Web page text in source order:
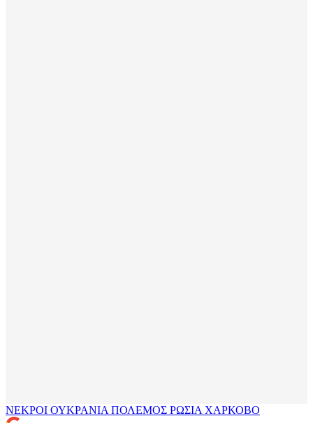
ΝΕΚΡΟΙ ΟΥΚΡΑΝΙΑ ΠΟΛΕΜΟΣ ΡΩΣΙΑ ΧΑΡΚΟΒΟ